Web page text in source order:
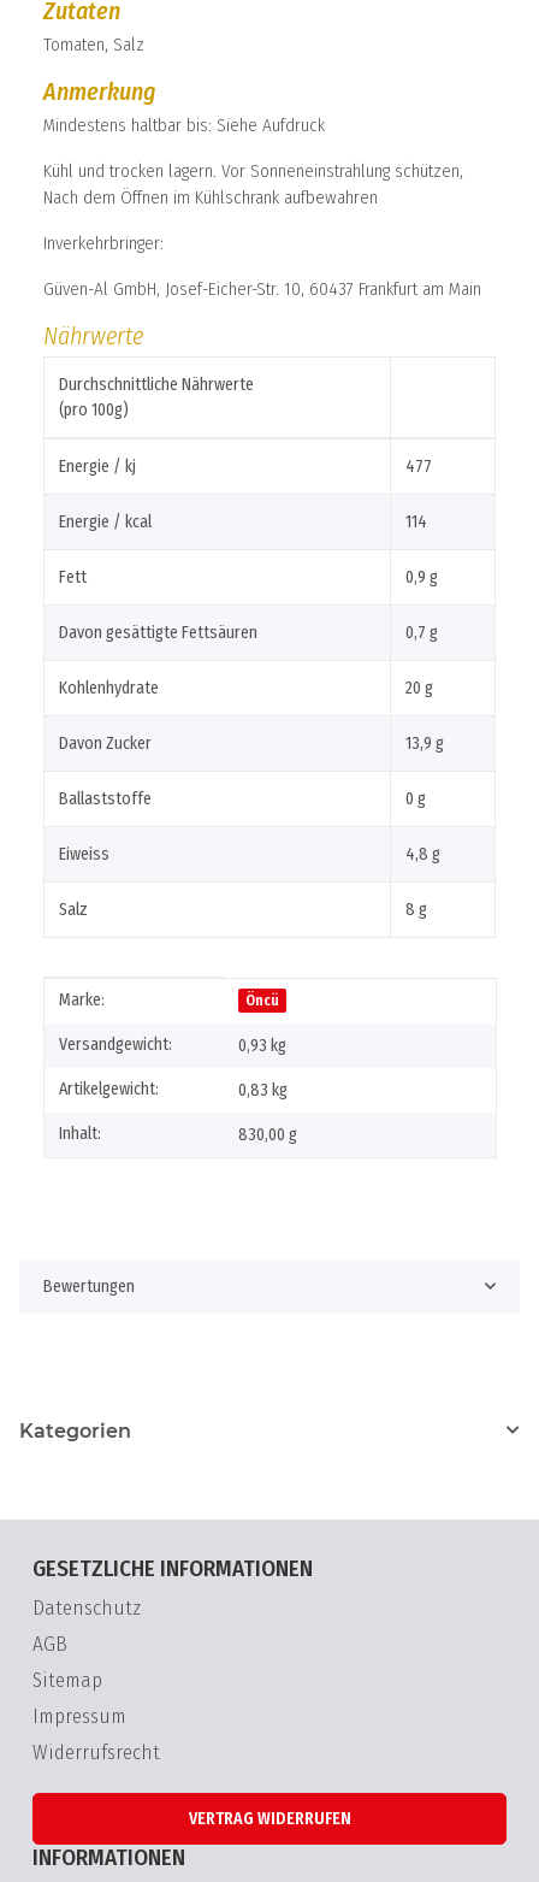
Zutaten
Tomaten, Salz
Anmerkung
Mindestens haltbar bis: Siehe Aufdruck
Kühl und trocken lagern. Vor Sonneneinstrahlung schützen,
Nach dem Öffnen im Kühlschrank aufbewahren
Inverkehrbringer:
Güven-Al GmbH, Josef-Eicher-Str. 10, 60437 Frankfurt am Main
Nährwerte
Durchschnittliche Nährwerte
(pro 100g)
Energie / kj 477
Energie / kcal 114
Fett 0,9 g
Davon gesättigte Fettsäuren 0,7 g
Kohlenhydrate 20 g
Davon Zucker 13,9 g
Ballaststoffe 0 g
Eiweiss 4,8 g
Salz 8 g
Produkteigenschaft
Wert
Marke: Öncü
Versandgewicht: 0,93 kg
Artikelgewicht: 0,83 kg
Inhalt: 830,00 g
Bewertungen
Kategorien
GESETZLICHE INFORMATIONEN
Datenschutz
AGB
Sitemap
Impressum
Widerrufsrecht
VERTRAG WIDERRUFEN
INFORMATIONEN